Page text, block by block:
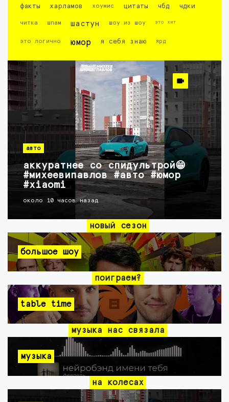
факты харламов хоумис цитаты чбд чдки
читка шпам шастун шоу из шоу это хит
это логично юмор я себя знаю ярд
авто
аккуратнее со спидультрой😁
#михеевипавлов #авто #юмор
#xiaomi
около 10 часов назад
новый сезон
большое шоу
поиграем?
table time
музыка нас связала
музыка
на колесах